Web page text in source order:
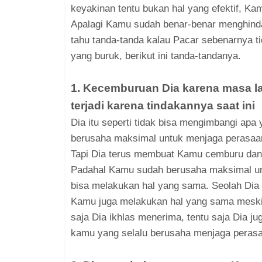
keyakinan tentu bukan hal yang efektif,
Apalagi Kamu sudah benar-benar
tahu tanda-tanda kalau Pacar sebenarnya
yang buruk, berikut ini tanda-tandanya.
1. Kecemburuan Dia karena masa
terjadi karena tindakannya saat ini
Dia itu seperti tidak bisa mengimbangi
berusaha maksimal untuk menjaga
Tapi Dia terus membuat Kamu cemburu
Padahal Kamu sudah berusaha maksimal
bisa melakukan hal yang sama. Seolah
Kamu juga melakukan hal yang sama
saja Dia ikhlas menerima, tentu saja Dia
kamu yang selalu berusaha menjaga